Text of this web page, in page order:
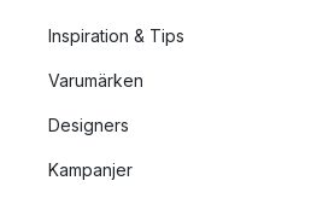
Inspiration & Tips
Varumärken
Designers
Kampanjer